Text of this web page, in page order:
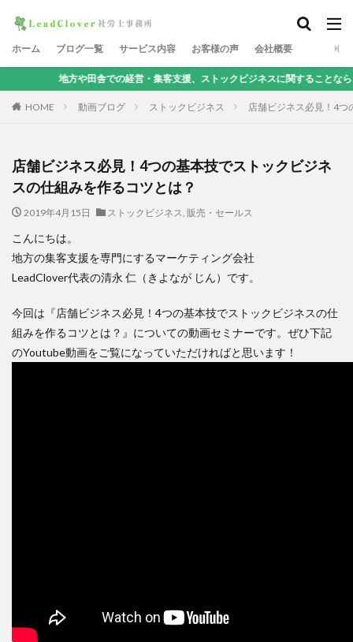
ホーム ブログ一覧 サービス内容 お客様の声 会社概要
田舎での経営・集客支援、ストックビジネスに関することなら、地方集客コン
HOME 動画ブログ ストックビジネス 店舗ビジネス必見！4つ
店舗ビジネス必見！4つの基本技でストックビジネ
スの仕組みを作るコツとは？
2019年4月15日 ストックビジネス, 販売・セールス
こんにちは。
地方の集客支援を専門にするマーケティング会社
LeadClover代表の清永 仁（きよなが じん）です。
今回は『店舗ビジネス必見！4つの基本技でストックビジネスの仕
組みを作るコツとは？』についての動画セミナーです。ぜひ下記
のYoutube動画をご覧になっていただければと思います！